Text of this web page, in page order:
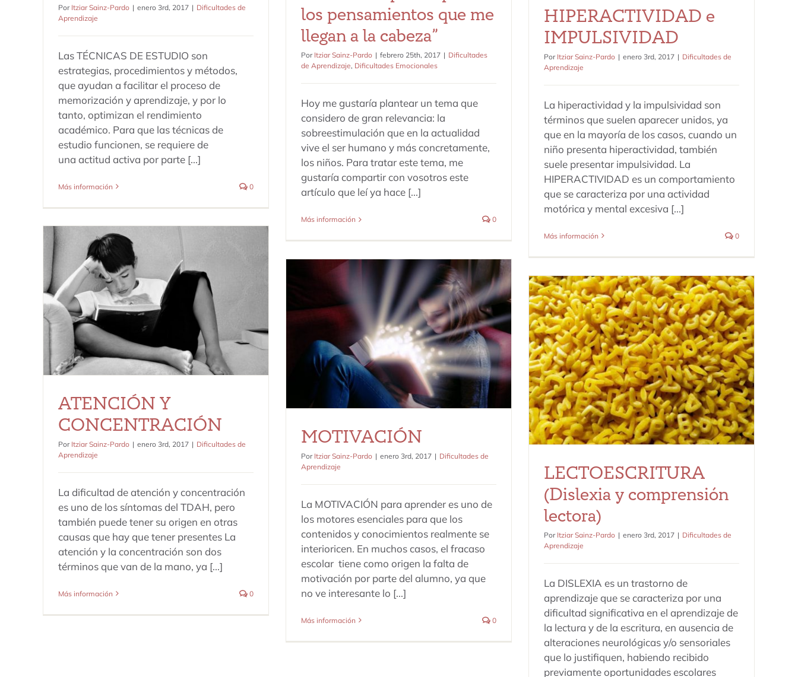
los pensamientos que me
llegan a la cabeza”
Por Itziar Sainz-Pardo | febrero 25th, 2017 | Dificultades
de Aprendizaje, Dificultades Emocionales
Hoy me gustaría plantear un tema que
considero de gran relevancia: la
sobreestimulación que en la actualidad
vive el ser humano y más concretamente,
los niños. Para tratar este tema, me
gustaría compartir con vosotros este
artículo que leí ya hace [...]
Más información 0
Por Itziar Sainz-Pardo | enero 3rd, 2017 | Dificultades de
Aprendizaje
Las TÉCNICAS DE ESTUDIO son
estrategias, procedimientos y métodos,
que ayudan a facilitar el proceso de
memorización y aprendizaje, y por lo
tanto, optimizan el rendimiento
académico. Para que las técnicas de
estudio funcionen, se requiere de
una actitud activa por parte [...]
Más información 0
HIPERACTIVIDAD e
IMPULSIVIDAD
Por Itziar Sainz-Pardo | enero 3rd, 2017 | Dificultades de
Aprendizaje
La hiperactividad y la impulsividad son
términos que suelen aparecer unidos, ya
que en la mayoría de los casos, cuando un
niño presenta hiperactividad, también
suele presentar impulsividad. La
HIPERACTIVIDAD es un comportamiento
que se caracteriza por una actividad
motórica y mental excesiva [...]
Más información 0
ATENCIÓN Y CONCENTRACIÓN
Dificultades de Aprendizaje
ATENCIÓN Y
CONCENTRACIÓN
Por Itziar Sainz-Pardo | enero 3rd, 2017 | Dificultades de
Aprendizaje
La dificultad de atención y concentración
es uno de los síntomas del TDAH, pero
también puede tener su origen en otras
causas que hay que tener presentes La
atención y la concentración son dos
términos que van de la mano, ya [...]
Más información 0
MOTIVACIÓN
Dificultades de Aprendizaje
MOTIVACIÓN
Por Itziar Sainz-Pardo | enero 3rd, 2017 | Dificultades de
Aprendizaje
La MOTIVACIÓN para aprender es uno de
los motores esenciales para que los
contenidos y conocimientos realmente se
interioricen. En muchos casos, el fracaso
escolar tiene como origen la falta de
motivación por parte del alumno, ya que
no ve interesante lo [...]
Más información 0
LECTOESCRITURA (Dislexia y
comprensión lectora)
Dificultades de Aprendizaje
LECTOESCRITURA
(Dislexia y comprensión
lectora)
Por Itziar Sainz-Pardo | enero 3rd, 2017 | Dificultades de
Aprendizaje
La DISLEXIA es un trastorno de
aprendizaje que se caracteriza por una
dificultad significativa en el aprendizaje de
la lectura y de la escritura, en ausencia de
alteraciones neurológicas y/o sensoriales
que lo justifiquen, habiendo recibido
previamente oportunidades escolares